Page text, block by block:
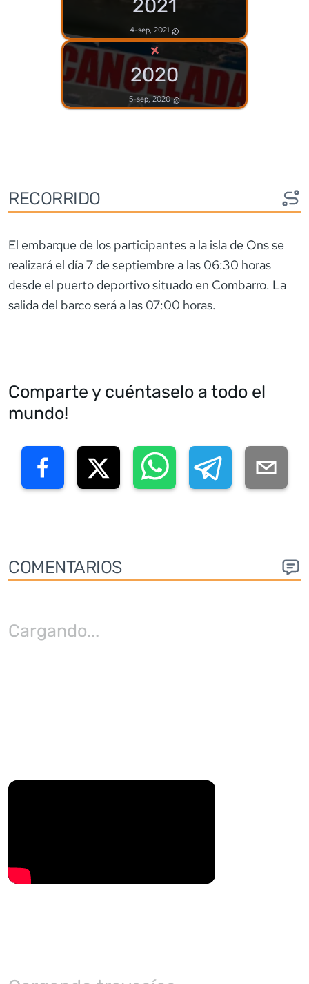
2021
4-sep, 2021
×
2020
5-sep, 2020
RECORRIDO
El embarque de los participantes a la isla de Ons se
realizará el día 7 de septiembre a las 06:30 horas
desde el puerto deportivo situado en Combarro. La
salida del barco será a las 07:00 horas.
Comparte y cuéntaselo a todo el
mundo!
COMENTARIOS
Cargando...